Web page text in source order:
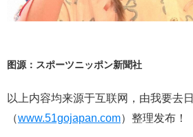
图源：スポーツニッポン新聞社
以上内容均来源于互联网，由我要去
（www.51gojapan.com）整理发布！